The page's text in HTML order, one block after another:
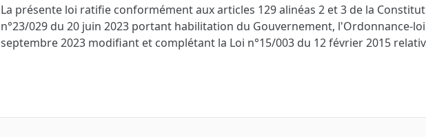
La présente loi ratifie conformément aux articles 129 alinéas 2 et 3 de la
n°23/029 du 20 juin 2023 portant habilitation du Gouvernement, l'Ordonnance-
septembre 2023 modifiant et complétant la Loi n°15/003 du 12 février 2015